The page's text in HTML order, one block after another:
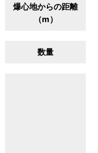
爆心地からの距離
（m）
数量